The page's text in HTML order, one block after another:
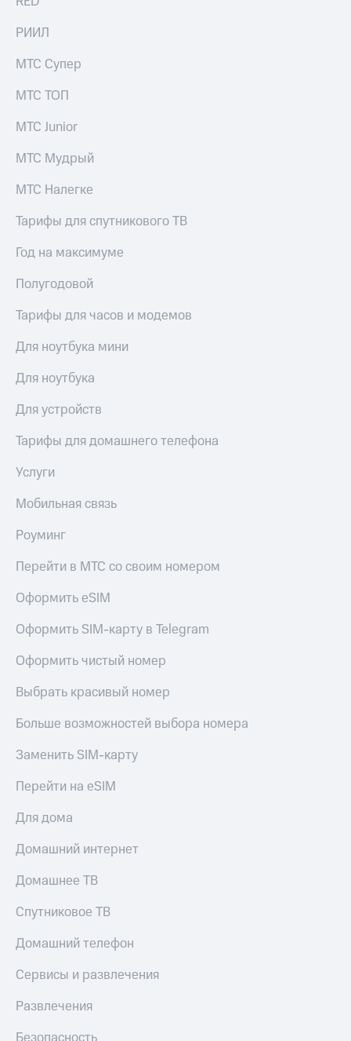
РИИЛ
МТС Супер
МТС ТОП
МТС Junior
МТС Мудрый
МТС Налегке
Тарифы для спутникового ТВ
Год на максимуме
Полугодовой
Тарифы для часов и модемов
Для ноутбука мини
Для ноутбука
Для устройств
Тарифы для домашнего телефона
Услуги
Мобильная связь
Роуминг
Перейти в МТС со своим номером
Оформить eSIM
Оформить SIM-карту в Telegram
Оформить чистый номер
Выбрать красивый номер
Больше возможностей выбора номера
Заменить SIM-карту
Перейти на eSIM
Для дома
Домашний интернет
Домашнее ТВ
Спутниковое ТВ
Домашний телефон
Сервисы и развлечения
Развлечения